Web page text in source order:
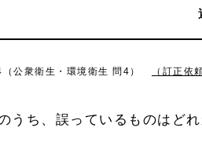
公衆衛生・環境衛生 問4） （訂正依
うち、誤っているものはどれ